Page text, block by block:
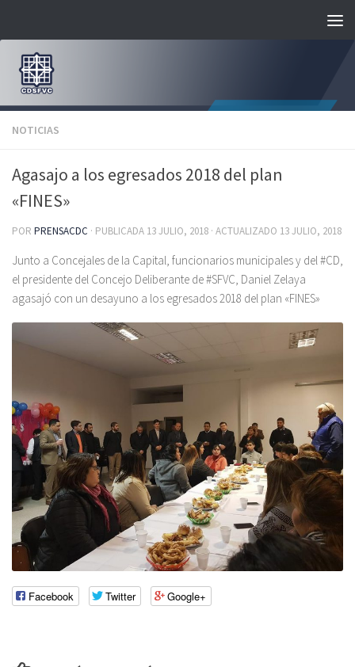
NOTICIAS
Agasajo a los egresados 2018 del plan
«FINES»
POR PRENSACDC · PUBLICADA 13 JULIO, 2018 · ACTUALIZADO 13 JULIO, 2018
Junto a Concejales de la Capital, funcionarios municipales y del #CD,
el presidente del Concejo Deliberante de #SFVC, Daniel Zelaya
agasajó con un desayuno a los egresados 2018 del plan «FINES»
Facebook Twitter Google+